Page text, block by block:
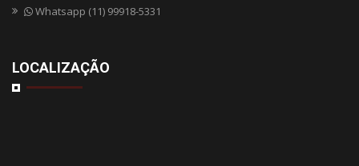
Whatsapp (11) 99918-5331
LOCALIZAÇÃO